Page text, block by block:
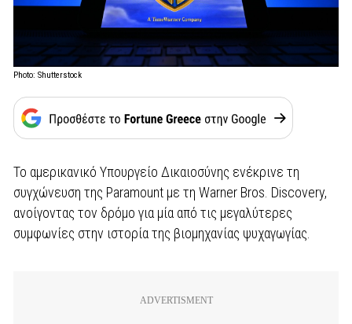
Photo: Shutterstock
Το αμερικανικό Υπουργείο Δικαιοσύνης ενέκρινε τη
συγχώνευση της Paramount με τη Warner Bros. Discovery,
ανοίγοντας τον δρόμο για μία από τις μεγαλύτερες
συμφωνίες στην ιστορία της βιομηχανίας ψυχαγωγίας.